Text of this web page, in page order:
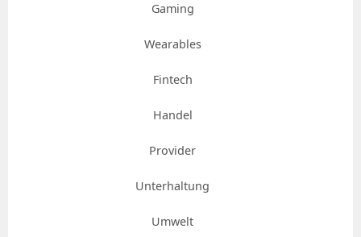
Gaming
Wearables
Fintech
Handel
Provider
Unterhaltung
Umwelt